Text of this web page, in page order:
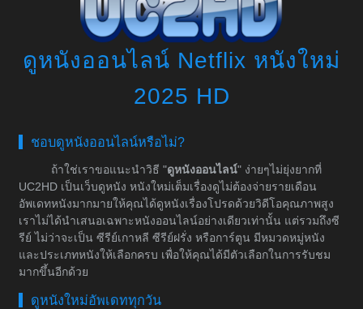
ดูหนังออนไลน์ Netflix หนังใหม่
2025 HD
ชอบดูหนังออนไลน์หรือไม่?
ถ้าใช่เราขอแนะนำวิธี "ดูหนังออนไลน์" ง่ายๆไม่ยุ่งยากที่
UC2HD เป็นเว็บดูหนัง หนังใหม่เต็มเรื่องดูไม่ต้องจ่ายรายเดือน
อัพเดทหนังมากมายให้คุณได้ดูหนังเรื่องโปรดด้วยวิดีโอคุณภาพสูง
เราไม่ได้นำเสนอเฉพาะหนังออนไลน์อย่างเดียวเท่านั้น แต่รวมถึงซี
รีย์ ไม่ว่าจะเป็น ซีรีย์เกาหลี ซีรีย์ฝรั่ง หรือการ์ตูน มีหมวดหมู่หนัง
และประเภทหนังให้เลือกครบ เพื่อให้คุณได้มีตัวเลือกในการรับชม
มากขึ้นอีกด้วย
ดูหนังใหม่อัพเดททุกวัน